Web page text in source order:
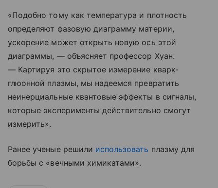
«Подобно тому как температура и плотность
определяют фазовую диаграмму материи,
ускорение может открыть новую ось этой
диаграммы, — объясняет профессор Хуан.
— Картируя это скрытое измерение кварк-
глюонной плазмы, мы надеемся превратить
неинерциальные квантовые эффекты в сигналы,
которые эксперименты действительно смогут
измерить».
Ранее ученые решили использовать плазму для
борьбы с «вечными химикатами».